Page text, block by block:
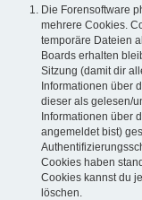
Die Forensoftware
mehrere Cookies.
temporäre Dateien
Boards erhalten
Sitzung (damit dir
Informationen über
dieser als gelesen/
Informationen über
angemeldet bist)
Cookies haben
Cookies kannst du
löschen.